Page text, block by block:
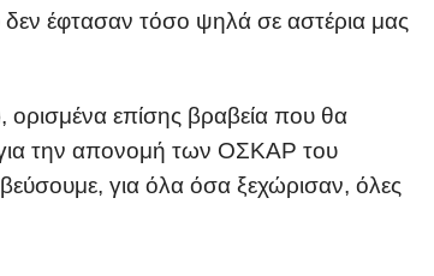
έφτασαν τόσο ψηλά σε αστέρια μας
ορισμένα επίσης βραβεία που θα
για την απονομή των ΟΣΚΑΡ του
για όλα όσα ξεχώρισαν, όλες